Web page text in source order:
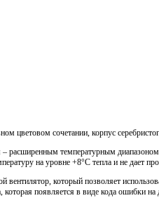
цветовом сочетании, корпус
температурным
на уровне +8°С тепла и не дает
который позволяет
появляется в виде кода ошибки